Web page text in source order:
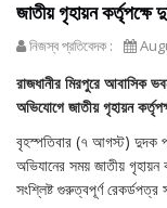
জাতীয় গৃহায়ন কর্তৃপক্ষে
নিজস্ব প্রতিবেদক :
রাজধানীর মিরপুরে আবাসিক
অভিযোগে জাতীয় গৃহায়ন
বৃহস্পতিবার (৭ আগস্ট) দুদক
অভিযানের সময় জাতীয়
সংশ্লিষ্ট গুরুত্বপূর্ণ